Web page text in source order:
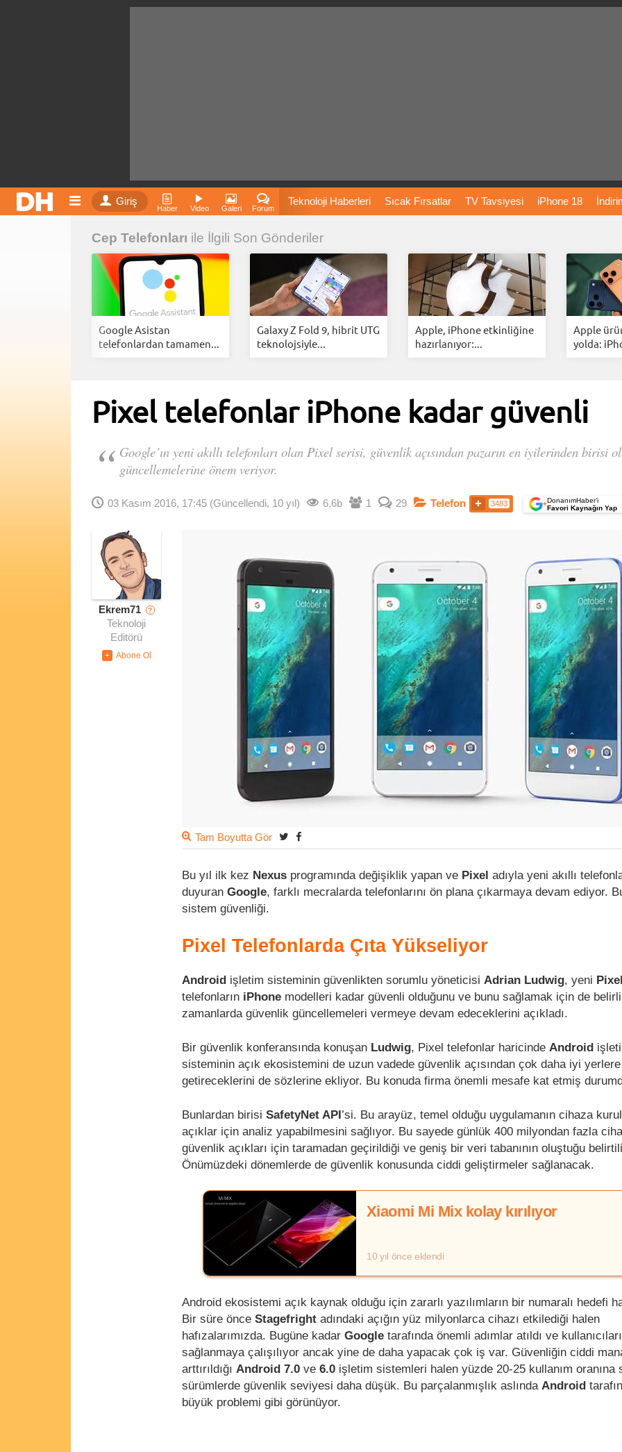
Giriş
Haber Video Galeri Forum
Teknoloji Haberleri Sıcak Fırsatlar TV Tavsiyesi iPhone 18
Film Önerileri
Fiyatları Vizyondaki Bitcoin Dizi Önerileri Önerileri
İnstagram Dondurma İnstagram Çöktü Mü
Cep Telefonları ile İlgili Son Gönderiler
Google Asistan
telefonlardan tamamen...
Galaxy Z Fold 9, hibrit UTG
teknolojsiyle...
Apple, iPhone etkinliğine
hazırlanıyor:...
Apple
yolda:
Pixel telefonlar iPhone kadar güvenli
Google’ın yeni akıllı telefonları olan Pixel serisi, güvenlik açısından pazarın en iyilerinden birisi
güncellemelerine önem veriyor.
03 Kasım 2016, 17:45 (Güncellendi, 10 yıl) 6,6b 1 29 Telefon 3483 +DonanımHaber’i
Favori Kaynağın Yap
Ekrem71 ?
Teknoloji
Editörü
Tam Boyutta Gör
Bu yıl ilk kez Nexus programında değişiklik yapan ve Pixel adıyla yeni akıllı
duyuran Google, farklı mecralarda telefonlarını ön plana çıkarmaya devam ediyor.
sistem güvenliği.
Pixel Telefonlarda Çıta Yükseliyor
Android işletim sisteminin güvenlikten sorumlu yöneticisi Adrian Ludwig, yeni
telefonların iPhone modelleri kadar güvenli olduğunu ve bunu sağlamak için de belirli
zamanlarda güvenlik güncellemeleri vermeye devam edeceklerini açıkladı.
Bir güvenlik konferansında konuşan Ludwig, Pixel telefonlar haricinde Android
sisteminin açık ekosistemini de uzun vadede güvenlik açısından çok daha iyi yerlere
getireceklerini de sözlerine ekliyor. Bu konuda firma önemli mesafe kat etmiş
Bunlardan birisi SafetyNet API’si. Bu arayüz, temel olduğu uygulamanın cihaza
açıklar için analiz yapabilmesini sağlıyor. Bu sayede günlük 400 milyondan fazla
güvenlik açıkları için taramadan geçirildiği ve geniş bir veri tabanının oluştuğu
Önümüzdeki dönemlerde de güvenlik konusunda ciddi geliştirmeler sağlanacak.
Xiaomi Mi Mix kolay kırılıyor
10 yıl önce eklendi
Android ekosistemi açık kaynak olduğu için zararlı yazılımların bir numaralı hedefi
Bir süre önce Stagefright adındaki açığın yüz milyonlarca cihazı etkilediği halen
hafızalarımızda. Bugüne kadar Google tarafında önemli adımlar atıldı ve
sağlanmaya çalışılıyor ancak yine de daha yapacak çok iş var. Güvenliğin ciddi
arttırıldığı Android 7.0 ve 6.0 işletim sistemleri halen yüzde 20-25 kullanım oranına
sürümlerde güvenlik seviyesi daha düşük. Bu parçalanmışlık aslında Android
büyük problemi gibi görünüyor.